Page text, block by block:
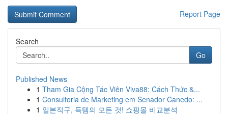
Report Page
Search
Go
Published News
1 Tham Gia Cộng Tác Viên Viva88: Cách Thức &...
1 Consultoria de Marketing em Senador Canedo: ...
1 일본직구, 득템의 모든 것! 쇼핑몰 비교분석